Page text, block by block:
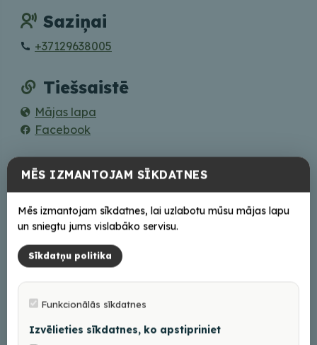
Saziņai
+37129638005
Tiešsaistē
Mājas lapa
Facebook
Darba laiks
Pēc pieteikuma
+
MĒS IZMANTOJAM SĪKDATNES
Mēs izmantojam sīkdatnes, lai uzlabotu mūsu mājas lapu
un sniegtu jums vislabāko servisu.
Sīkdatņu politika
Funkcionālās sīkdatnes
Izvēlieties sīkdatnes, ko apstipriniet